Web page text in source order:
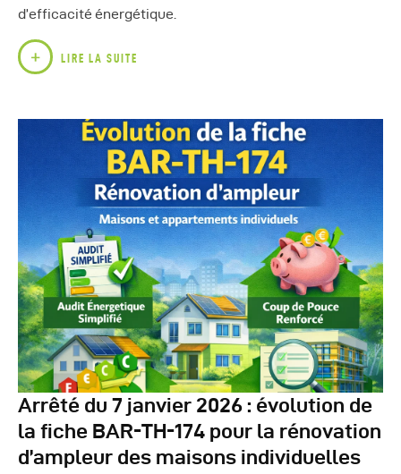
d’efficacité énergétique.
LIRE LA SUITE
Arrêté du 7 janvier 2026 : évolution de
la fiche BAR-TH-174 pour la rénovation
d’ampleur des maisons individuelles